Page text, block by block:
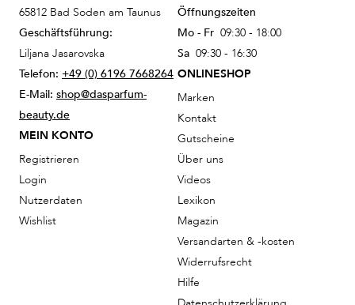
65812 Bad Soden am Taunus
Geschäftsführung:
Liljana Jasarovska
Telefon: +49 (0) 6196 7668264
E-Mail: shop@dasparfum-
beauty.de
MEIN KONTO
Registrieren
Login
Nutzerdaten
Wishlist
Öffnungszeiten
Mo - Fr 09:30 - 18:00
Sa 09:30 - 16:30
ONLINESHOP
Marken
Kontakt
Gutscheine
Über uns
Videos
Lexikon
Magazin
Versandarten & -kosten
Widerrufsrecht
Hilfe